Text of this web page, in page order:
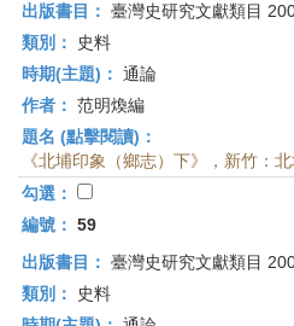
出版書目： 臺灣史研究文獻類目
類別：
史料
時期(主題)： 通論
作者： 范明煥編
題名 (點擊閱讀)：
《北埔印象（鄉志）下》，新竹：
勾選：
編號： 59
出版書目： 臺灣史研究文獻類目
類別：
史料